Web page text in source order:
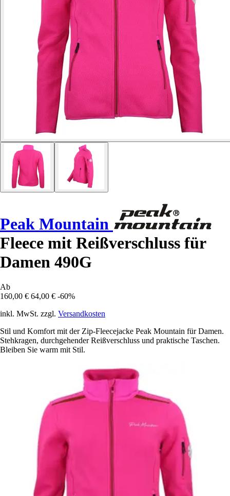
Peak Mountain
Fleece mit Reißverschluss für
Damen 490G
Ab
160,00 € 64,00 € -60%
inkl. MwSt. zzgl. Versandkosten
Stil und Komfort mit der Zip-Fleecejacke Peak Mountain für Damen.
Stehkragen, durchgehender Reißverschluss und praktische Taschen.
Bleiben Sie warm mit Stil.